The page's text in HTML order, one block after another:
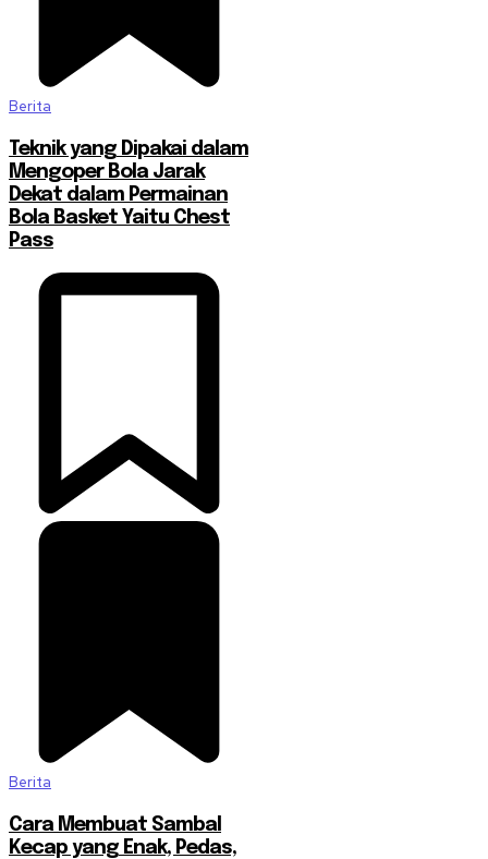
Berita
Teknik yang Dipakai dalam
Mengoper Bola Jarak
Dekat dalam Permainan
Bola Basket Yaitu Chest
Pass
Berita
Cara Membuat Sambal
Kecap yang Enak, Pedas,